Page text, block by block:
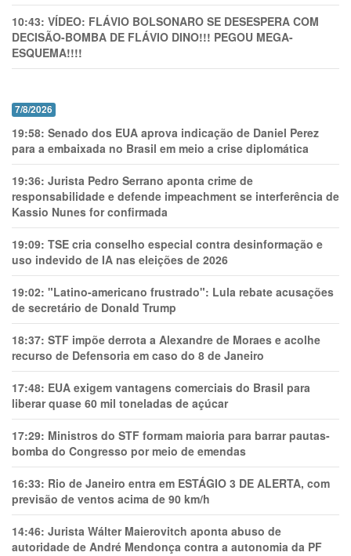
10:43: VÍDEO: FLÁVIO BOLSONARO SE DESESPERA COM
DECISÃO-BOMBA DE FLÁVIO DINO!!! PEGOU MEGA-
ESQUEMA!!!!
7/8/2026
19:58: Senado dos EUA aprova indicação de Daniel Perez
para a embaixada no Brasil em meio a crise diplomática
19:36: Jurista Pedro Serrano aponta crime de
responsabilidade e defende impeachment se interferência de
Kassio Nunes for confirmada
19:09: TSE cria conselho especial contra desinformação e
uso indevido de IA nas eleições de 2026
19:02: "Latino-americano frustrado": Lula rebate acusações
de secretário de Donald Trump
18:37: STF impõe derrota a Alexandre de Moraes e acolhe
recurso de Defensoria em caso do 8 de Janeiro
17:48: EUA exigem vantagens comerciais do Brasil para
liberar quase 60 mil toneladas de açúcar
17:29: Ministros do STF formam maioria para barrar pautas-
bomba do Congresso por meio de emendas
16:33: Rio de Janeiro entra em ESTÁGIO 3 DE ALERTA, com
previsão de ventos acima de 90 km/h
14:46: Jurista Wálter Maierovitch aponta abuso de
autoridade de André Mendonça contra a autonomia da PF